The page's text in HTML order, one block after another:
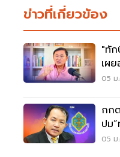
ข่าวที่เกี่ยวข้อง
"ทั
เผ
05 ม
กก
ปม
ไทย
05 ม